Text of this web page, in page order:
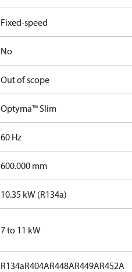
Fixed-speed
No
Out of scope
Optyma™ Slim
60 Hz
600.000 mm
10.35 kW (R134a)
7 to 11 kW
R134aR404AR448AR449AR452A